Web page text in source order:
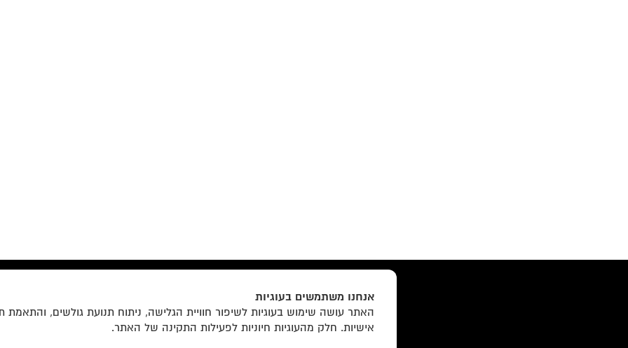
אנחנו משתמשים בעוגיות
האתר עושה שימוש בעוגיות לשיפור חוויית הגלישה, ניתוח תנועת גולשים, והתאמת
אישיות. חלק מהעוגיות חיוניות לפעילות התקינה של האתר.